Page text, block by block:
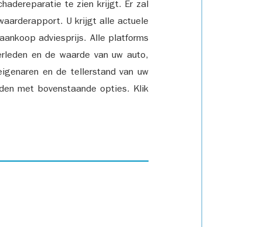
te zien krijgt. Er zal
U krijgt alle actuele
adviesprijs. Alle platforms
en de waarde van uw auto,
en de tellerstand van uw
met bovenstaande opties. Klik